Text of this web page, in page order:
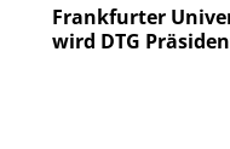
Frankfurter
wird DTG